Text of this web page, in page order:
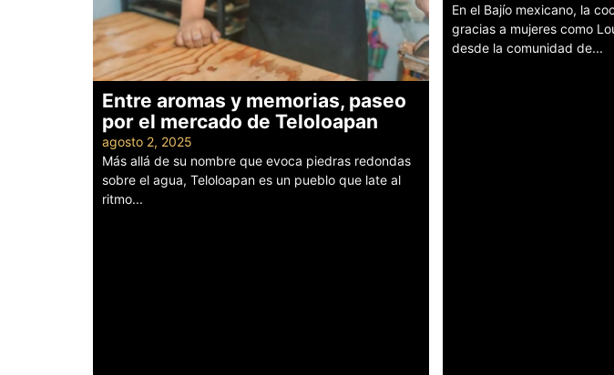
Entre aromas y memorias, paseo
por el mercado de Teloloapan
agosto 2, 2025
Más allá de su nombre que evoca piedras redondas
sobre el agua, Teloloapan es un pueblo que late al
ritmo...
En el Bajío mexicano, la
gracias a mujeres como
desde la comunidad de...